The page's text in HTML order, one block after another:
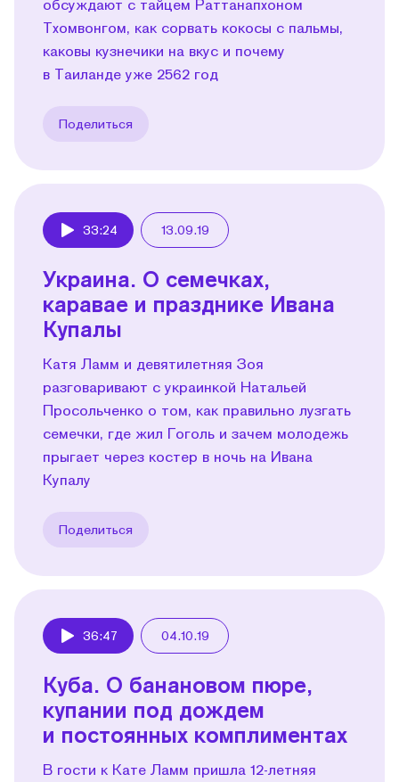
обсуждают с тайцем Раттанапхоном
Тхомвонгом, как сорвать кокосы с пальмы,
каковы кузнечики на вкус и почему
в Таиланде уже 2562 год
Поделиться
33:24 13.09.19
Украина. О семечках,
каравае и празднике Ивана
Купалы
Катя Ламм и девятилетняя Зоя
разговаривают с украинкой Натальей
Просольченко о том, как правильно лузгать
семечки, где жил Гоголь и зачем молодежь
прыгает через костер в ночь на Ивана
Купалу
Поделиться
36:47 04.10.19
Куба. О банановом пюре,
купании под дождем
и постоянных комплиментах
В гости к Кате Ламм пришла 12-летняя